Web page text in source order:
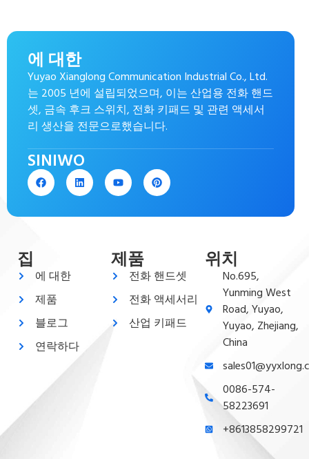
에 대한
Yuyao Xianglong Communication Industrial Co., Ltd.
는 2005 년에 설립되었으며, 이는 산업용 전화 핸드
셋, 금속 후크 스위치, 전화 키패드 및 관련 액세서
리 생산을 전문으로했습니다.
SINIWO
집
에 대한
제품
블로그
연락하다
제품
전화 핸드셋
전화 액세서리
산업 키패드
위치
No.695,
Yunming West
Road, Yuyao,
Yuyao, Zhejiang,
China
0086-574-
58223691
+8613858299721